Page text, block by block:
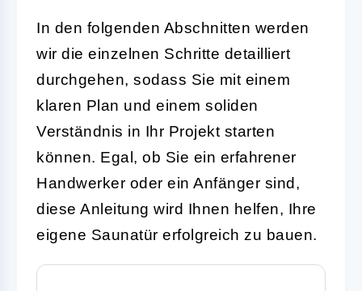
In den folgenden Abschnitten werden
wir die einzelnen Schritte detailliert
durchgehen, sodass Sie mit einem
klaren Plan und einem soliden
Verständnis in Ihr Projekt starten
können. Egal, ob Sie ein erfahrener
Handwerker oder ein Anfänger sind,
diese Anleitung wird Ihnen helfen, Ihre
eigene Saunatür erfolgreich zu bauen.